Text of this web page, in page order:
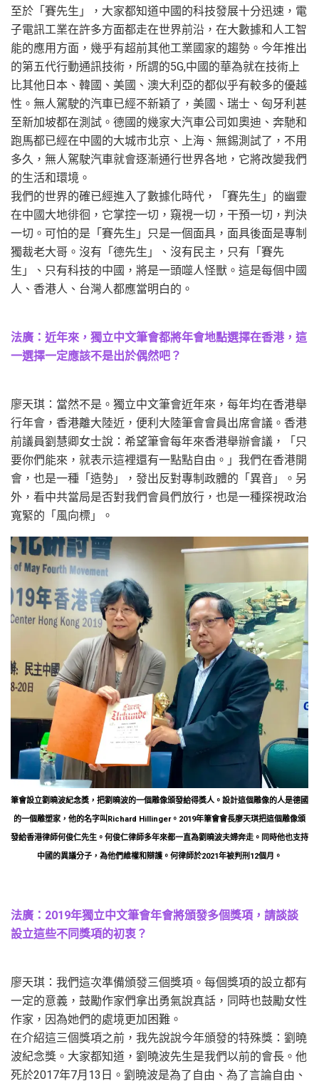
至於「賽先生」，大家都知道中國的科技發展十分迅速，電
子電訊工業在許多方面都走在世界前沿，在大數據和人工智
能的應用方面，幾乎有超前其他工業國家的趨勢。今年推出
的第五代行動通訊技術，所謂的5G,中國的華為就在技術上
比其他日本、韓國、美國、澳大利亞的都似乎有較多的優越
性。無人駕駛的汽車已經不新穎了，美國、瑞士、匈牙利甚
至新加坡都在測試。德國的幾家大汽車公司如奧迪、奔馳和
跑馬都已經在中國的大城市北京、上海、無錫測試了，不用
多久，無人駕駛汽車就會逐漸通行世界各地，它將改變我們
的生活和環境。
我們的世界的確已經進入了數據化時代，「賽先生」的幽靈
在中國大地徘徊，它掌控一切，窺視一切，干預一切，判決
一切。可怕的是「賽先生」只是一個面具，面具後面是專制
獨裁老大哥。沒有「德先生」、沒有民主，只有「賽先
生」、只有科技的中國，將是一頭噬人怪獸。這是每個中國
人、香港人、台灣人都應當明白的。
法廣：近年來，獨立中文筆會都將年會地點選擇在香港，這
一選擇一定應該不是出於偶然吧？
廖天琪：當然不是。獨立中文筆會近年來，每年均在香港舉
行年會，香港離大陸近，便利大陸筆會會員出席會議。香港
前議員劉慧卿女士說：希望筆會每年來香港舉辦會議，「只
要你們能來，就表示這裡還有一點點自由。」我們在香港開
會，也是一種「造勢」，發出反對專制政體的「異音」。另
外，看中共當局是否對我們會員們放行，也是一種探視政治
寬緊的「風向標」。
筆會設立劉曉波紀念獎，把劉曉波的一個雕像頒發給得獎人。設計這個雕像的人是德國
的一個雕塑家，他的名字叫Richard Hillinger。2019年筆會會長廖天琪把這個雕像頒
發給香港律師何俊仁先生。何俊仁律師多年來都一直為劉曉波夫婦奔走。同時他也支持
中國的異議分子，為他們維權和辯護。何律師於2021年被判刑12個月。
法廣：2019年獨立中文筆會年會將頒發多個獎項，請談談
設立這些不同獎項的初衷？
廖天琪：我們這次準備頒發三個獎項。每個獎項的設立都有
一定的意義，鼓勵作家們拿出勇氣說真話，同時也鼓勵女性
作家，因為她們的處境更加困難。
在介紹這三個獎項之前，我先說說今年頒發的特殊獎：劉曉
波紀念獎。大家都知道，劉曉波先生是我們以前的會長。他
死於2017年7月13日。劉曉波是為了自由、為了言論自由、